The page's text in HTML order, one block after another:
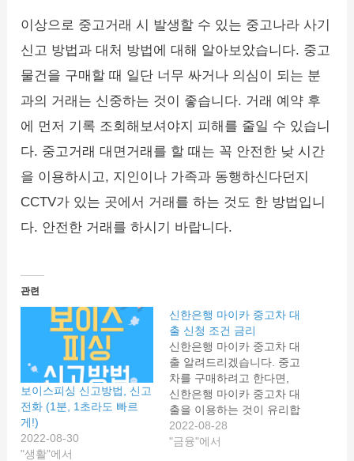
이상으로 중고거래 시 발생할 수 있는 중고나라 사기
신고 방법과 대처 방법에 대해 알아보았습니다. 중고
물건을 구매할 때 일단 너무 싸거나 의심이 되는 분
과의 거래는 신중하는 것이 좋습니다. 거래 예약 후
에 먼저 기록 조회해보셔야지 피해를 줄일 수 있습니
다. 중고거래 대면거래를 할 때는 꼭 안전한 낮 시간
을 이용하시고, 지인이나 가족과 동행하신다던지
CCTV가 있는 곳에서 거래를 하는 것도 한 방법입니
다. 안전한 거래를 하시기 바랍니다.
관련
보이스피싱 신고방법, 신고
전화 (1분, 1초라도 빠르
게!)
2022-08-30
"생활"에서
신한은행 마이카 중고차 대
출 신청 조건 금리
신한은행 마이카 중고차 대
출 알려드리겠습니다. 중고
차를 구매하려고 한다면,
신한은행 마이카 중고차 대
출을 이용하는 것이 유리합
니다. 자세한 대출 신청 방
법과 신청조건, 금리, 한도
2022-08-28
"금융"에서